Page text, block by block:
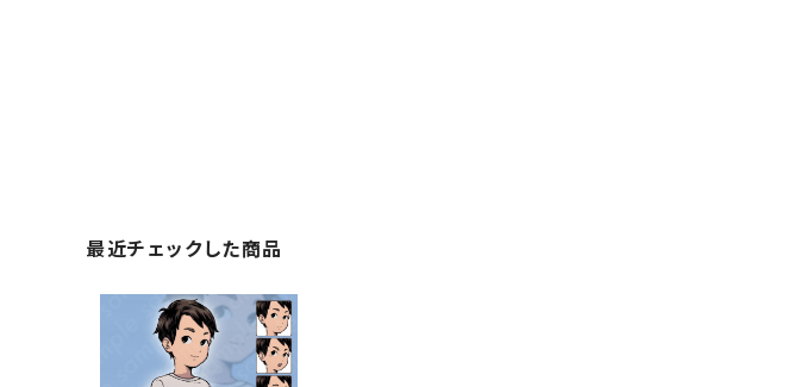
最近チェックした商品